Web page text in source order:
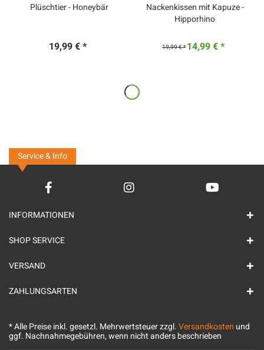
Plüschtier - Honeybär
19,99 € *
Nackenkissen mit Kapuze -
Hipporhino
19,99 € * 14,99 € *
Service & Info
INFORMATIONEN
SHOP SERVICE
VERSAND
ZAHLUNGSARTEN
* Alle Preise inkl. gesetzl. Mehrwertsteuer zzgl.Versandkosten und
ggf. Nachnahmegebühren, wenn nicht anders beschrieben